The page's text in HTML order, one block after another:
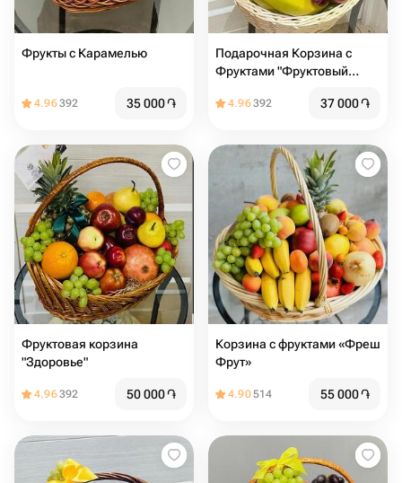
Фрукты с Карамелью
4.96392 35 000֏
Подарочная Корзина с
Фруктами "Фруктовый
4.96392 37 000֏
Фруктовая корзина
"Здоровье"
4.96392 50 000֏
Корзина с фруктами «Фреш
Фрут»
4.90514 55 000֏